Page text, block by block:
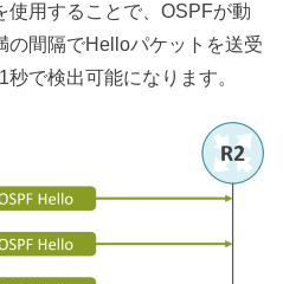
使用することで、OSPFが動
の間隔でHelloパケットを送受
で検出可能になります。